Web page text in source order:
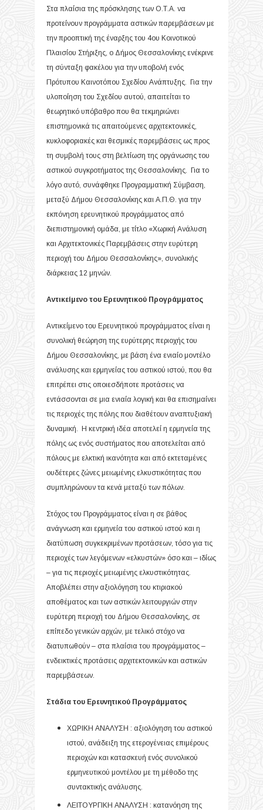
Στα πλαίσια της πρόσκλησης των Ο.Τ.Α. να
προτείνουν προγράμματα αστικών παρεμβάσεων με
την προοπτική της έναρξης του 4ου Κοινοτικού
Πλαισίου Στήριξης, ο Δήμος Θεσσαλονίκης ενέκρινε
τη σύνταξη φακέλου για την υποβολή ενός
Πρότυπου Καινοτόπου Σχεδίου Ανάπτυξης. Για την
υλοποίηση του Σχεδίου αυτού, απαιτείται το
θεωρητικό υπόβαθρο που θα τεκμηριώνει
επιστημονικά τις απαιτούμενες αρχιτεκτονικές,
κυκλοφοριακές και θεσμικές παρεμβάσεις ως προς
τη συμβολή τους στη βελτίωση της οργάνωσης του
αστικού συγκροτήματος της Θεσσαλονίκης. Για το
λόγο αυτό, συνάφθηκε Προγραμματική Σύμβαση,
μεταξύ Δήμου Θεσσαλονίκης και Α.Π.Θ. για την
εκπόνηση ερευνητικού προγράμματος από
διεπιστημονική ομάδα, με τίτλο «Χωρική Ανάλυση
και Αρχιτεκτονικές Παρεμβάσεις στην ευρύτερη
περιοχή του Δήμου Θεσσαλονίκης», συνολικής
διάρκειας 12 μηνών.
Αντικείμενο του Ερευνητικού Προγράμματος
Αντικείμενο του Ερευνητικού προγράμματος είναι η
συνολική θεώρηση της ευρύτερης περιοχής του
Δήμου Θεσσαλονίκης, με βάση ένα ενιαίο μοντέλο
ανάλυσης και ερμηνείας του αστικού ιστού, που θα
επιτρέπει στις οποιεσδήποτε προτάσεις να
εντάσσονται σε μια ενιαία λογική και θα επισημαίνει
τις περιοχές της πόλης που διαθέτουν αναπτυξιακή
δυναμική. Η κεντρική ιδέα αποτελεί η ερμηνεία της
πόλης ως ενός συστήματος που αποτελείται από
πόλους με ελκτική ικανότητα και από εκτεταμένες
ουδέτερες ζώνες μειωμένης ελκυστικότητας που
συμπληρώνουν τα κενά μεταξύ των πόλων.
Στόχος του Προγράμματος είναι η σε βάθος
ανάγνωση και ερμηνεία του αστικού ιστού και η
διατύπωση συγκεκριμένων προτάσεων, τόσο για τις
περιοχές των λεγόμενων «ελκυστών» όσο και – ιδίως
– για τις περιοχές μειωμένης ελκυστικότητας.
Αποβλέπει στην αξιολόγηση του κτιριακού
αποθέματος και των αστικών λειτουργιών στην
ευρύτερη περιοχή του Δήμου Θεσσαλονίκης, σε
επίπεδο γενικών αρχών, με τελικό στόχο να
διατυπωθούν – στα πλαίσια του προγράμματος –
ενδεικτικές προτάσεις αρχιτεκτονικών και αστικών
παρεμβάσεων.
Στάδια του Ερευνητικού Προγράμματος
ΧΩΡΙΚΗ ΑΝΑΛΥΣΗ : αξιολόγηση του αστικού
ιστού, ανάδειξη της ετερογένειας επιμέρους
περιοχών και κατασκευή ενός συνολικού
ερμηνευτικού μοντέλου με τη μέθοδο της
συντακτικής ανάλυσης.
ΛΕΙΤΟΥΡΓΙΚΗ ΑΝΑΛΥΣΗ : κατανόηση της